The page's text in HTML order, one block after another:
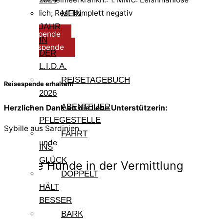
MEIN
JAHR
IN
DER
L.I.D.A.
REISETAGEBUCH
2026
ABENTEUER
PFLEGESTELLE
FAHRT
INS
GLÜCK
DOPPELT
HÄLT
BESSER
BARK
fraglich; Rest komplett negativ
Reisespende
Pflegespende
Reisespende erhalten!
Herzlichen Dank an die liebe Unterstützerin:
Sybille aus Sardinien
Weitere Hunde
Andere Hunde in der Vermittlung